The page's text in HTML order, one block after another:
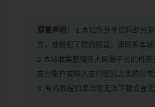
郑重声明：
1.本站所分享资料部分
方，或侵犯了您的权益，请联系本
2.本站收集整理各大网赚平台的付
支付账户或输入支付密码之类的异
3. 有的教程如果出现无法下载或者